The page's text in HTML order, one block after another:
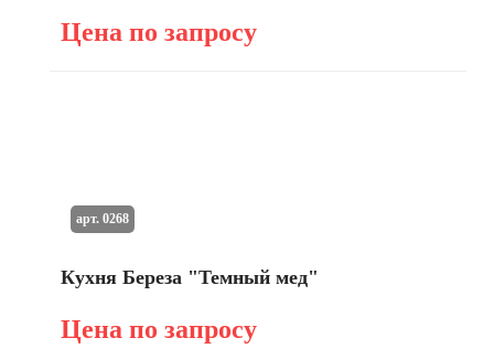
Цена по запросу
Кухня Береза "Темный мед"
Цена по запросу
арт. 0268